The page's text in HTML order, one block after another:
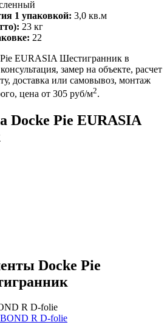
1 упаковкой: 3,0 кв.м
23 кг
22
EURASIA Шестигранник в
замер на объекте, расчет
доставка или самовывоз, монтаж
цена от 305 руб/м2.
Docke Pie EURASIA
Docke Pie
R D-folie